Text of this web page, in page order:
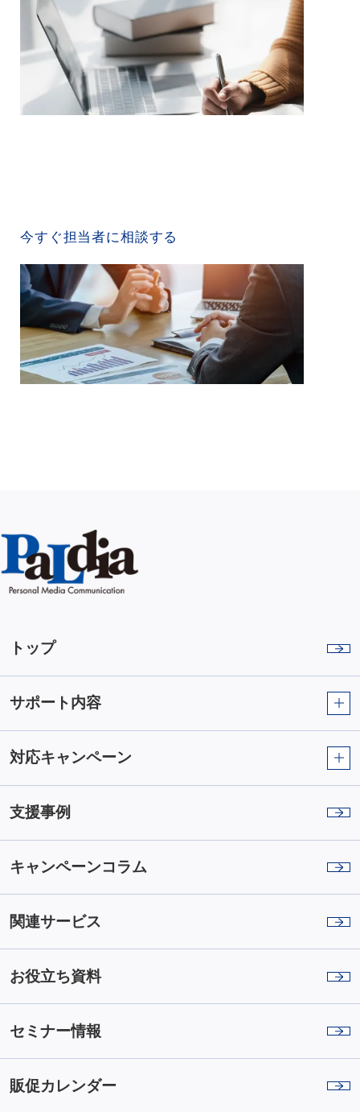
今すぐ担当者に相談する
トップ
サポート内容
対応キャンペーン
支援事例
キャンペーンコラム
関連サービス
お役立ち資料
セミナー情報
販促カレンダー